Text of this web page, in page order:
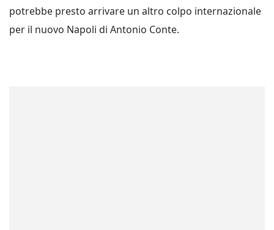
potrebbe presto arrivare un altro colpo internazionale
per il nuovo Napoli di Antonio Conte.